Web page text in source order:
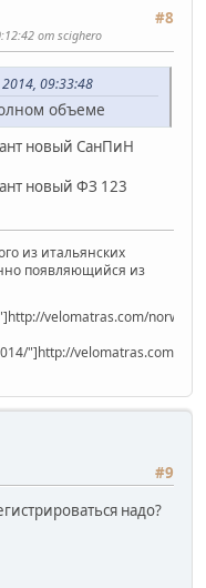
#8
от scighero
09:33:48
объеме
новый СанПиН
новый ФЗ 123
из итальянских
появляющийся из
velomatras.com/
"]http://velomatras.com/
#9
надо?